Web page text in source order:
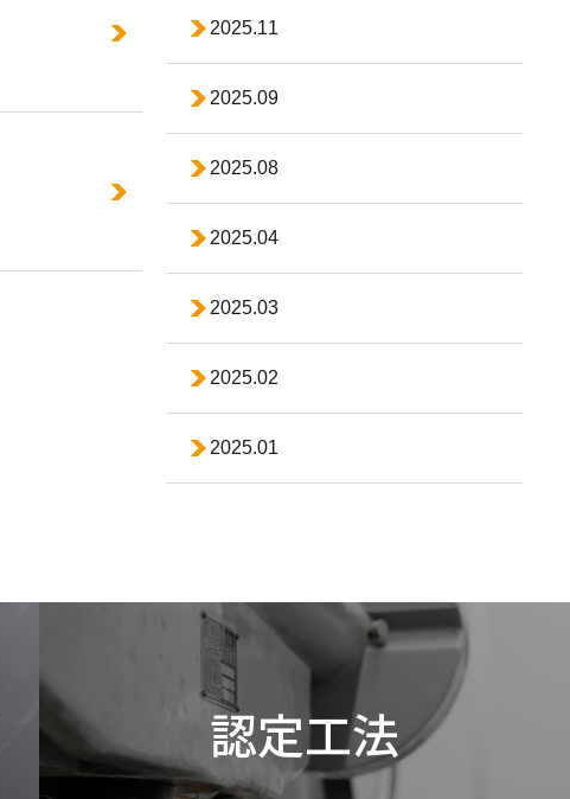
2025.11
2025.09
2025.08
2025.04
2025.03
2025.02
2025.01
認定工法